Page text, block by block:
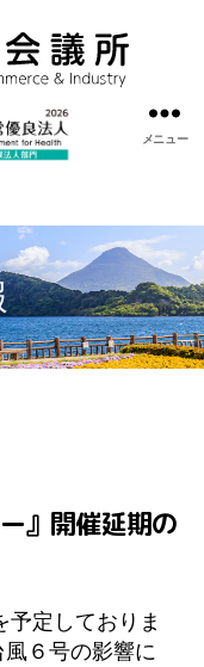
メニュー
』開催延期の
予定しておりま
６号の影響に